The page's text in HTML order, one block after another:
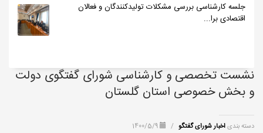
جلسه کارشناسی بررسی مشکلات تولیدکنندگان و فعالان
اقتصادی برا...
نشست تخصصی و کارشناسی شورای گفتگوی دولت
و بخش خصوصی استان گلستان
دسته بندیاخبار شورای گفتگو /